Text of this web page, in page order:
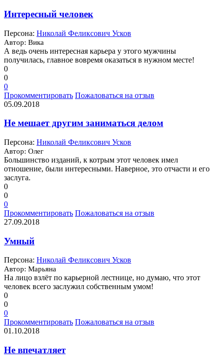
Интересный человек
Персона: Николай Феликсович Усков
Автор: Вика
А ведь очень интересная карьера у этого мужчины
получилась, главное вовремя оказаться в нужном месте!
0
0
0
Прокомментировать Пожаловаться на отзыв
05.09.2018
Не мешает другим заниматься делом
Персона: Николай Феликсович Усков
Автор: Олег
Большинство изданий, к котрым этот человек имел
отношение, были интересными. Наверное, это отчасти и его
заслуга.
0
0
0
Прокомментировать Пожаловаться на отзыв
27.09.2018
Умный
Персона: Николай Феликсович Усков
Автор: Марьяна
На лицо взлёт по карьерной лестнице, но думаю, что этот
человек всего заслужил собственным умом!
0
0
0
Прокомментировать Пожаловаться на отзыв
01.10.2018
Не впечатляет